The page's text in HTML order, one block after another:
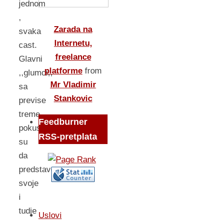
jednom
,
svaka
cast.
Glavni
,,glumci,,
sa
previse
treme,
pokusali
su
da
predstave
svoje
i
tudje
Zarada na
Internetu,
freelance
platforme from
Mr Vladimir
Stankovic
Feedburner
RSS-pretplata
Uslovi